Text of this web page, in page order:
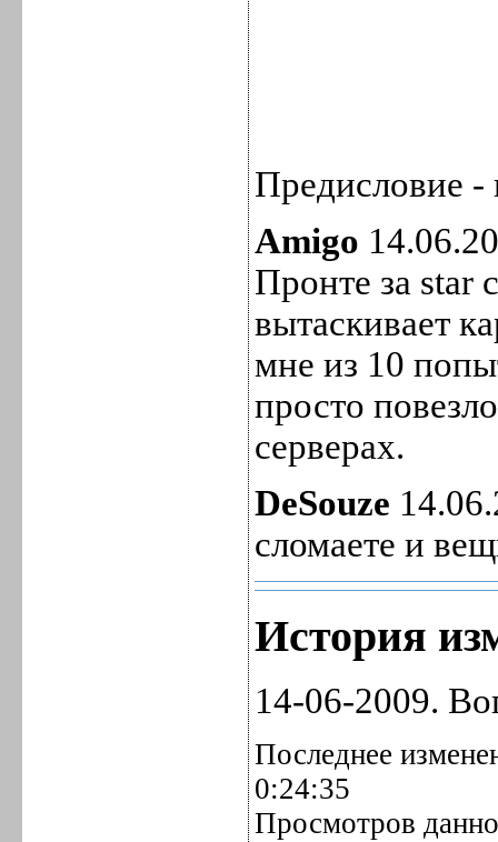
Предисловие -
Amigo
Пронте за star
вытаскивает
мне из 10
просто
серверах.
DeSouze
сломаете и
История
14-06-2009.
Последнее
0:24:35
Просмотров